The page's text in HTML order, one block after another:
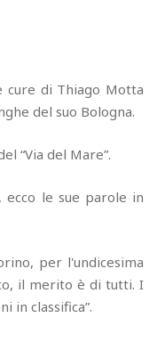
cure di Thiago Motta
del suo Bologna.
“Via del Mare”.
ecco le sue parole in
per l'undicesima
il merito è di tutti. I
in classifica”.